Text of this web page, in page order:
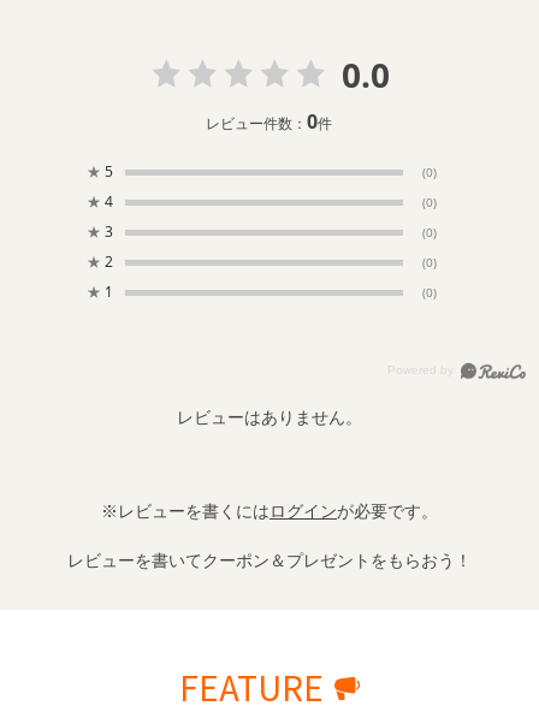
0.0
レビュー件数：0件
★ 5 (0)
★ 4 (0)
★ 3 (0)
★ 2 (0)
★ 1 (0)
レビューはありません。
※レビューを書くにはログインが必要です。
レビューを書いてクーポン＆プレゼントをもらおう！
FEATURE